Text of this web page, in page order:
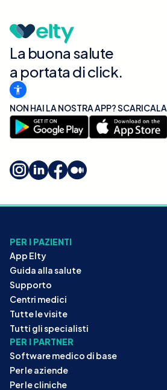
La buona salute
a portata di click.
NON HAI LA NOSTRA APP? SCARICALA
PER I PAZIENTI
App Elty
Guida alla salute
Supporto
Centri medici
Tutte le visite
Tutti gli specialisti
PER I PARTNER
Software medico di base
Per le aziende
Per le cliniche